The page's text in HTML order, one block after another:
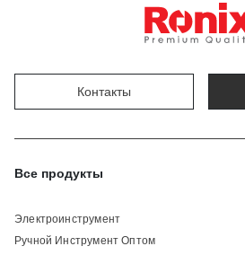
Контакты
Все продукты
Электроинструмент
Ручной Инструмент Оптом